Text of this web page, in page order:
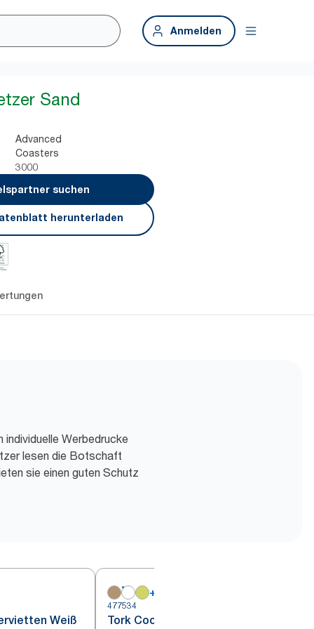
Anmelden
Sand
Advanced
Coasters
3000
suchen
herunterladen
Werbedrucke
lesen die Botschaft
sie einen guten Schutz
Weiß
+
477534
Tork Cocktailservietten Weiß